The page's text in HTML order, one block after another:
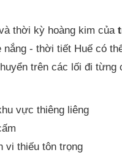
thời kỳ hoàng kim của
- thời tiết Huế có
trên các lối đi
vực thiêng liêng
vi thiếu tôn trọng